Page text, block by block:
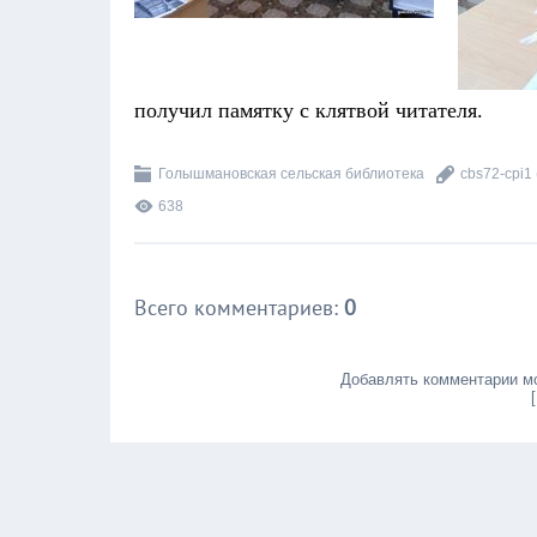
получил памятку с клятвой читателя.
Голышмановская сельская библиотека cbs72-cpi1
638
Всего комментариев: 0
Добавлять комментарии